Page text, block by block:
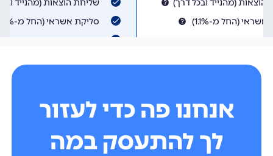
אנחנו פה כדי לעזור
לך להתעסק במה